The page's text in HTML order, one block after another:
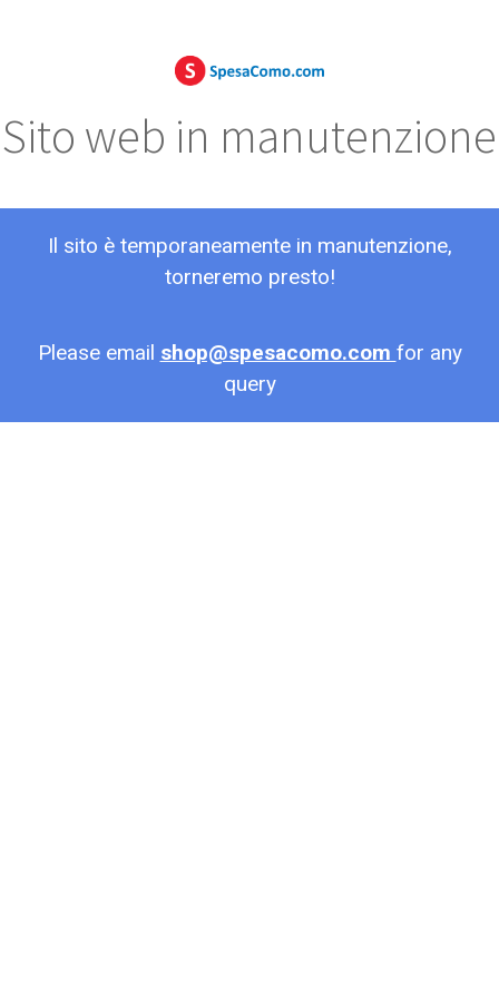
Sito web in manutenzione
Il sito è temporaneamente in manutenzione,
torneremo presto!
Please email shop@spesacomo.com for any
query